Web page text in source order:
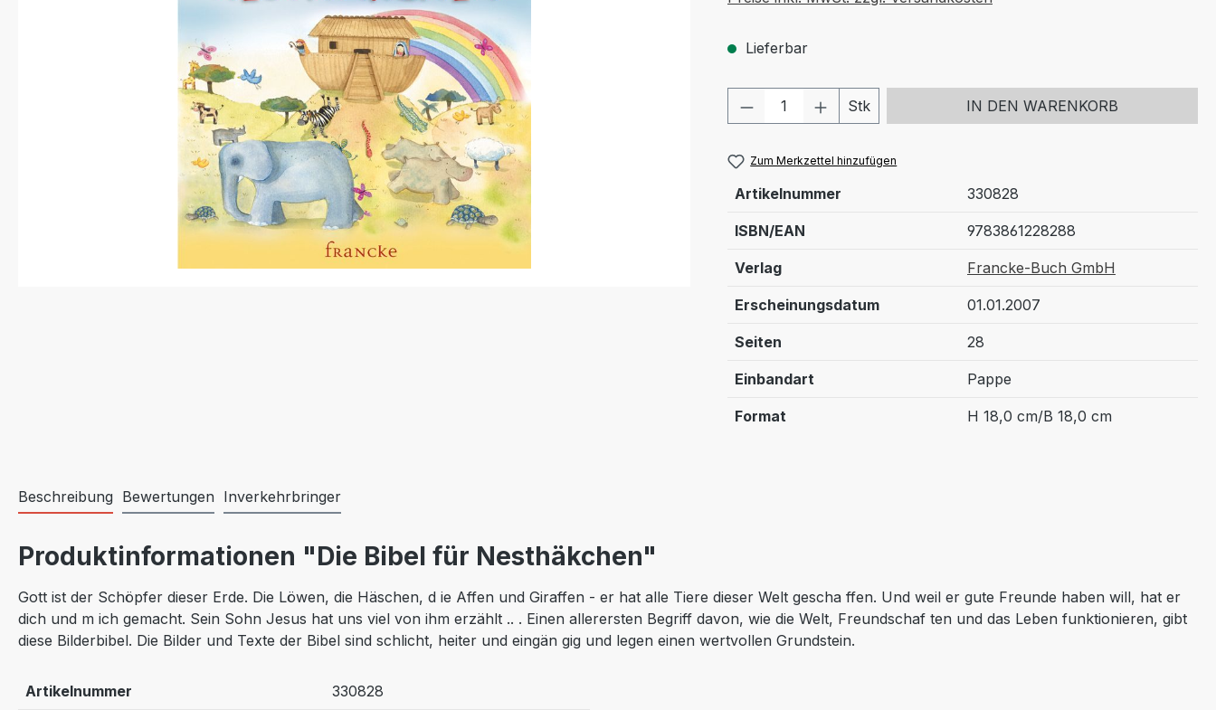
Lieferbar
Produkt Anzahl: Gib den gewünschten Wert
Stk IN DEN WARENKORB
Zum Merkzettel hinzufügen
Artikelnummer 330828
ISBN/EAN 9783861228288
Verlag Francke-Buch GmbH
Erscheinungsdatum 01.01.2007
Seiten 28
Einbandart Pappe
Format H 18,0 cm/B 18,0 cm
Beschreibung Bewertungen Inverkehrbringer
Produktinformationen "Die Bibel für Nesthäkchen"
Gott ist der Schöpfer dieser Erde. Die Löwen, die Häschen, d ie Affen und Giraffen - er hat alle Tiere dieser Welt gescha ffen. Und weil er gute Freunde haben will, hat er
dich und m ich gemacht. Sein Sohn Jesus hat uns viel von ihm erzählt .. . Einen allerersten Begriff davon, wie die Welt, Freundschaf ten und das Leben funktionieren, gibt
diese Bilderbibel. Die Bilder und Texte der Bibel sind schlicht, heiter und eingän gig und legen einen wertvollen Grundstein.
Artikelnummer 330828